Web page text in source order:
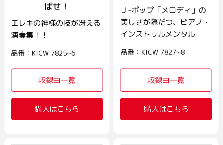
ばせ！
エレキの神様の技が冴える
演奏集！！
品番：KICW 7825~6
収録曲一覧
購入はこちら
Ｊ-ポップ「メロディ」の
美しさが際だつ、ピアノ・
インストゥルメンタル
品番：KICW 7827~8
収録曲一覧
購入はこちら